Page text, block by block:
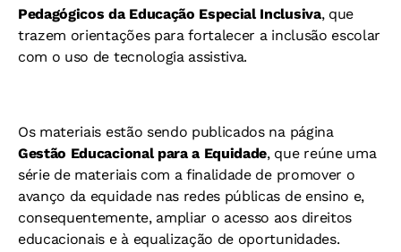
Pedagógicos da Educação Especial Inclusiva, que
trazem orientações para fortalecer a inclusão escolar
com o uso de tecnologia assistiva.
Os materiais estão sendo publicados na página
Gestão Educacional para a Equidade, que reúne uma
série de materiais com a finalidade de promover o
avanço da equidade nas redes públicas de ensino e,
consequentemente, ampliar o acesso aos direitos
educacionais e à equalização de oportunidades.